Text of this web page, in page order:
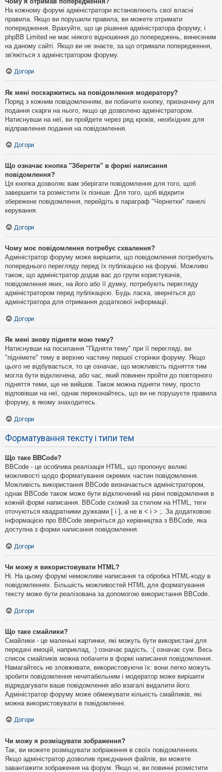
На кожному форумі адміністратори встановлюють свої власні
правила. Якщо ви порушили правила, ви можете отримати
попередження. Врахуйте, що це рішення адміністратора форуму, і
phpBB Limited не має ніякого відношення до попереджень, винесеним
на даному сайті. Якщо ви не знаєте, за що отримали попередження,
зв'яжіться з адміністратором форуму.
Догори
Як мені поскаржитись на повідомлення модератору?
Поряд з кожним повідомленням, ви побачите кнопку, призначену для
подання скарги на нього, якщо це дозволено адміністратором.
Натиснувши на неї, ви пройдете через ряд кроків, необхідних для
відправлення подання на повідомлення.
Догори
Що означає кнопка "Зберегти" в формі написання
повідомлення?
Ця кнопка дозволяє вам зберігати повідомлення для того, щоб
завершити та розмістити їх пізніше. Для того, щоб відкрити
збережене повідомлення, перейдіть в параграф "Чернетки" панелі
керування.
Догори
Чому моє повідомлення потребує схвалення?
Адміністратор форуму може вирішити, що повідомлення потребують
попереднього перегляду перед їх публікацією на форумі. Можливо
також, що адміністратор додав вас до групи користувачів,
повідомлення яких, на його або її думку, потребують перегляду
адміністратором перед публікацією. Будь ласка, зверніться до
адміністратора для отримання додаткової інформації.
Догори
Як мені знову підняти мою тему?
Натиснувши на посилання "Підняти тему" при її перегляді, ви
"піднімете" тему в верхню частину першої сторінки форуму. Якщо
цього не відбувається, то це означає, що можливість підняття тим
могла бути відключена, або час, який повинен пройти до повторного
підняття теми, ще не вийшов. Також можна підняти тему, просто
відповівши на неї, однак переконайтесь, що ви не порушуєте правила
форуму, в якому знаходитесь.
Догори
Форматування тексту і типи тем
Що таке BBCode?
BBCode - це особлива реалізація HTML, що пропонує великі
можливості щодо форматування окремих частин повідомлення.
Можливість використання BBCode визначається адміністратором,
однак BBCode також може бути відключений на рівні повідомлення в
кожній формі написання. BBCode схожий за стилем на HTML, теги
оточуються квадратними дужками [ і ], а не в < і > ;. За додатковою
інформацією про BBCode зверніться до керівництва з BBCode, яка
доступна з форми написання повідомлення.
Догори
Чи можу я використовувати HTML?
Ні. На цьому форумі неможливе написання та обробка HTML-коду в
повідомленнях. Більшість можливостей HTML для форматування
тексту може бути реалізована за допомогою використання BBCode.
Догори
Що таке смайлики?
Смайлики - це маленькі картинки, які можуть бути використані для
передачі емоцій, наприклад, :) означає радість, :( означає сум. Весь
список смайликів можна побачити в формі написання повідомлення.
Намагайтесь не зловживати, використовуючи їх: вони легко можуть
зробити повідомлення нечитабельним і модератор може вирішити
відредагувати ваше повідомлення або взагалі видалити його.
Адміністратор форуму може обмежувати кількість смайликів, які
можна використовувати в повідомленні.
Догори
Чи можу я розміщувати зображення?
Так, ви можете розміщувати зображення в своїх повідомленнях.
Якщо адміністратор дозволив приєднання файлів, ви можете
завантажити зображення на форум. Якщо ні, ви повинні розмістити